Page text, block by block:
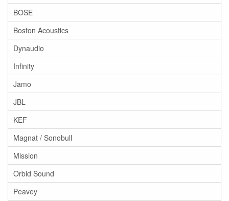
BOSE
Boston Acoustics
Dynaudio
Infinity
Jamo
JBL
KEF
Magnat / Sonobull
Mission
Orbid Sound
Peavey